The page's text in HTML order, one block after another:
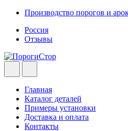
Skip
navigation
Skip
content
Производство порогов и
Россия
Отзывы
Главная
Каталог деталей
Примеры установки
Доставка и оплата
Контакты